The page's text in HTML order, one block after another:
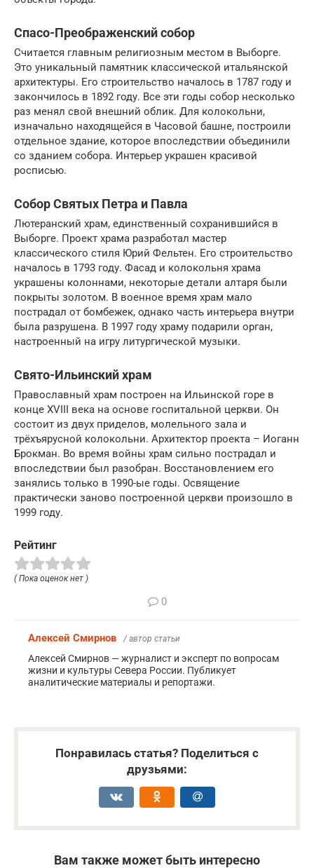
Спасо-Преображенский собор
Считается главным религиозным местом в Выборге.
Это уникальный памятник классической итальянской
архитектуры. Его строительство началось в 1787 году и
закончилось в 1892 году. Все эти годы собор несколько
раз менял свой внешний облик. Для колокольни,
изначально находящейся в Часовой башне, построили
отдельное здание, которое впоследствии объединили
со зданием собора. Интерьер украшен красивой
росписью.
Собор Святых Петра и Павла
Лютеранский храм, единственный сохранившийся в
Выборге. Проект храма разработал мастер
классического стиля Юрий Фельтен. Его строительство
началось в 1793 году. Фасад и колокольня храма
украшены колоннами, некоторые детали алтаря были
покрыты золотом. В военное время храм мало
пострадал от бомбежек, однако часть интерьера внутри
была разрушена. В 1997 году храму подарили орган,
настроенный на игру литургической музыки.
Свято-Ильинский храм
Православный храм построен на Ильинской горе в
конце XVIII века на основе госпитальной церкви. Он
состоит из двух приделов, молельного зала и
трёхъярусной колокольни. Архитектор проекта – Иоганн
Брокман. Во время войны храм сильно пострадал и
впоследствии был разобран. Восстановлением его
занялись только в 1990-ые годы. Освящение
практически заново построенной церкви произошло в
1999 году.
Рейтинг
( Пока оценок нет )
0
Алексей Смирнов / автор статьи
Алексей Смирнов — журналист и эксперт по вопросам
жизни и культуры Севера России. Публикует
аналитические материалы и репортажи.
Понравилась статья? Поделиться с
друзьями:
Вам также может быть интересно